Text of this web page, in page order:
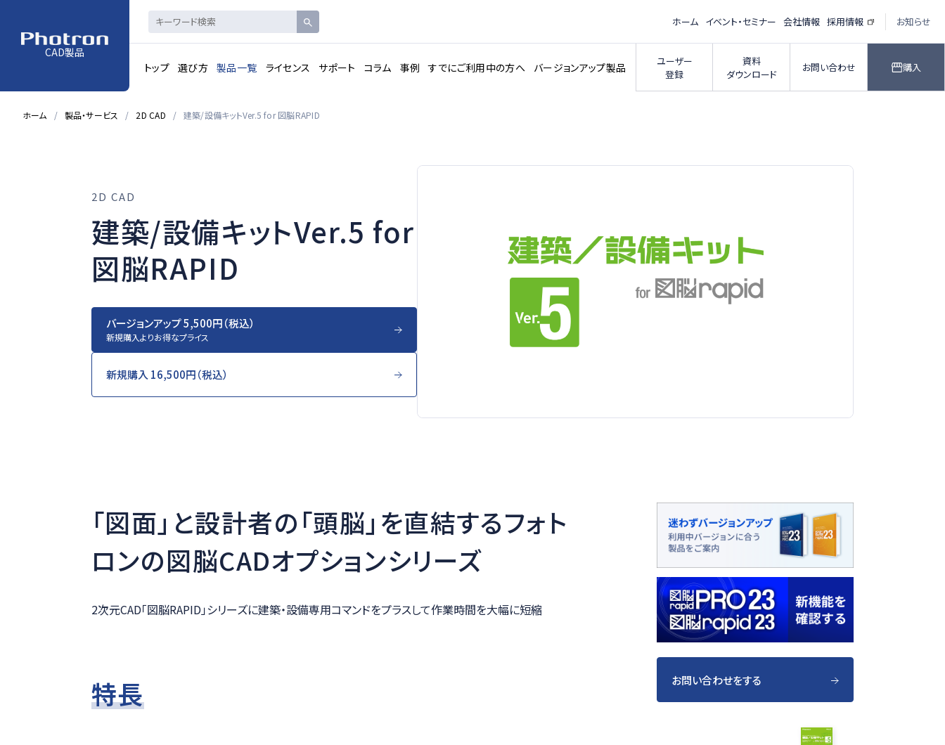
CAD製品
トップ
選び方 製品一覧 ライセンス サポート コラム 事例 すでにご利用中の方へ バージョンアップ製品
ユーザー
登録
資料
ダウンロード
お問い合わせ 購入
ホーム イベント・セミナー 会社情報 採用情報 お知らせ
ホーム 製品・サービス 2D CAD 建築/設備キットVer.5 for 図脳RAPID
2D CAD
建築/設備キットVer.5 for
図脳RAPID
バージョンアップ 5,500円（税込）
新規購入よりお得なプライス
新規購入 16,500円（税込）
「図面」と設計者の「頭脳」を直結するフォト
ロンの図脳CADオプションシリーズ
2次元CAD「図脳RAPID」シリーズに建築・設備専用コマンドをプラスして作業時間を大幅に短縮
特長 お問い合わせをする